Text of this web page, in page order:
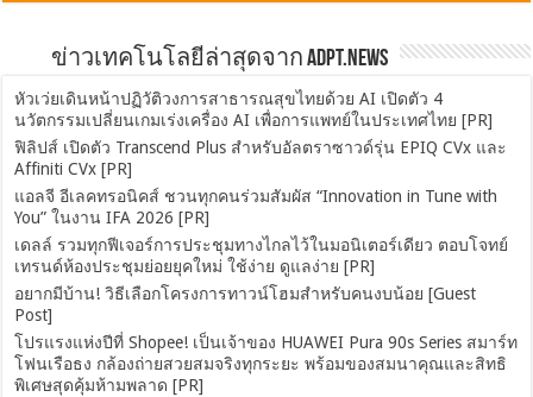
ข่าวเทคโนโลยีล่าสุดจาก ADPT.news
หัวเว่ยเดินหน้าปฏิวัติวงการสาธารณสุขไทยด้วย AI เปิดตัว 4
นวัตกรรมเปลี่ยนเกมเร่งเครื่อง AI เพื่อการแพทย์ในประเทศไทย [PR]
ฟิลิปส์ เปิดตัว Transcend Plus สำหรับอัลตราซาวด์รุ่น EPIQ CVx และ
Affiniti CVx [PR]
แอลจี อีเลคทรอนิคส์ ชวนทุกคนร่วมสัมผัส “Innovation in Tune with
You” ในงาน IFA 2026 [PR]
เดลล์ รวมทุกฟีเจอร์การประชุมทางไกลไว้ในมอนิเตอร์เดียว ตอบโจทย์
เทรนด์ห้องประชุมย่อยยุคใหม่ ใช้ง่าย ดูแลง่าย [PR]
อยากมีบ้าน! วิธีเลือกโครงการทาวน์โฮมสำหรับคนงบน้อย [Guest
Post]
โปรแรงแห่งปีที่ Shopee! เป็นเจ้าของ HUAWEI Pura 90s Series สมาร์ท
โฟนเรือธง กล้องถ่ายสวยสมจริงทุกระยะ พร้อมของสมนาคุณและสิทธิ
พิเศษสุดคุ้มห้ามพลาด [PR]